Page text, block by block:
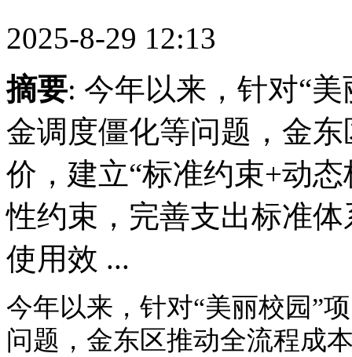
2025-8-29 12:13
摘要: 今年以来，针对“
金调度僵化等问题，金
价，建立“标准约束+动
性约束，完善支出标准
使用效 ...
今年以来，针对“美丽校园”
问题，金东区推动全流程成